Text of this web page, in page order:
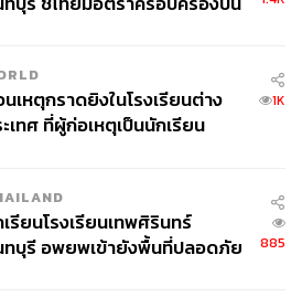
เหตุกราดยิงในโรงเรียนต่าง
เทศ ที่ผู้ก่อเหตุเป็นนักเรียน
1K
รียนโรงเรียนเทพศิรินทร์
ทบุรี อพยพเข้ายังพื้นที่ปลอดภัย
885